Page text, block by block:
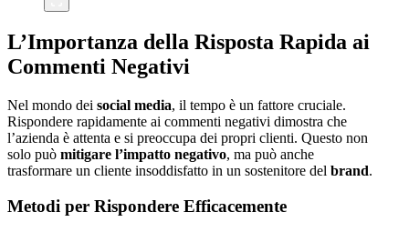
L’Importanza della Risposta Rapida ai
Commenti Negativi
Nel mondo dei social media, il tempo è un fattore cruciale.
Rispondere rapidamente ai commenti negativi dimostra che
l’azienda è attenta e si preoccupa dei propri clienti. Questo non
solo può mitigare l’impatto negativo, ma può anche
trasformare un cliente insoddisfatto in un sostenitore del brand.
Metodi per Rispondere Efficacemente